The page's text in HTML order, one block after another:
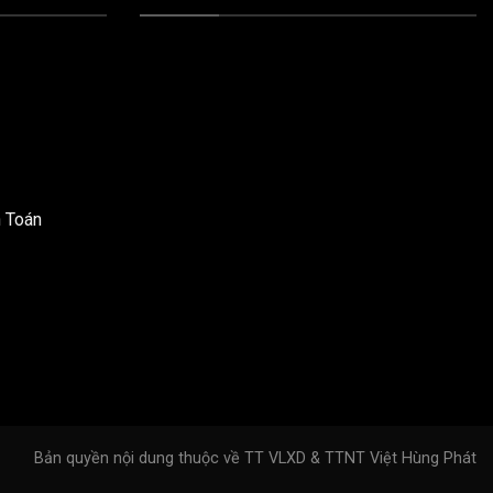
Toán
Bản quyền nội dung thuộc về TT VLXD & TTNT Việt Hùng Phát